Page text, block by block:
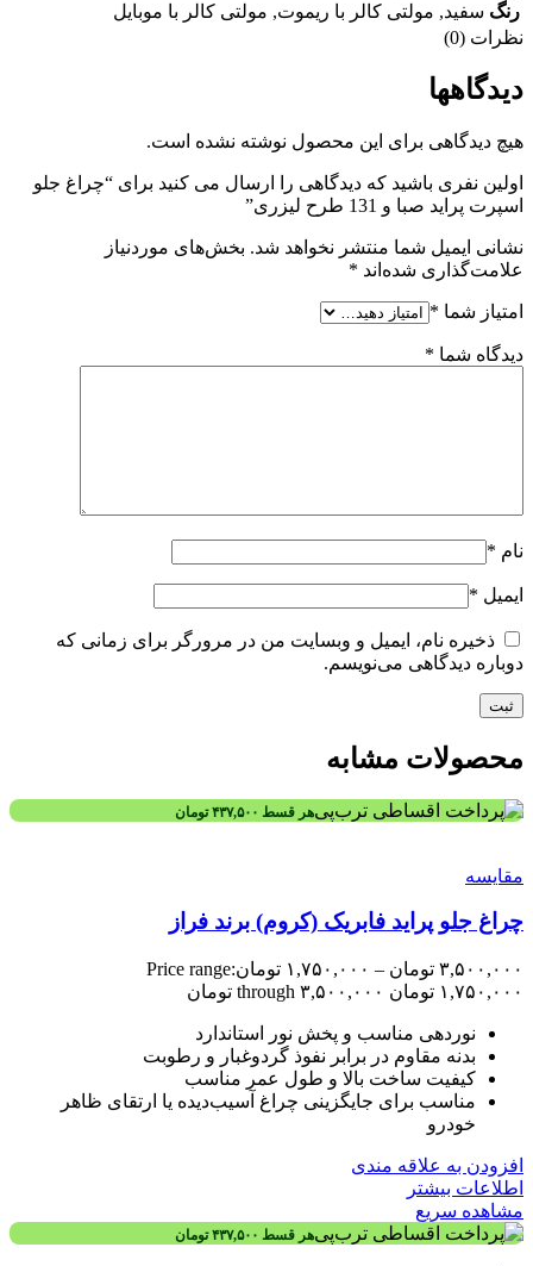
رنگ سفید, مولتی کالر با ریموت, مولتی کالر با موبایل
نظرات (0)
دیدگاهها
هیچ دیدگاهی برای این محصول نوشته نشده است.
اولین نفری باشید که دیدگاهی را ارسال می کنید برای “چراغ جلو
اسپرت پراید صبا و 131 طرح لیزری”
نشانی ایمیل شما منتشر نخواهد شد. بخش‌های موردنیاز
علامت‌گذاری شده‌اند *
امتیاز شما *
دیدگاه شما *
نام *
ایمیل *
ذخیره نام، ایمیل و وبسایت من در مرورگر برای زمانی که
دوباره دیدگاهی می‌نویسم.
محصولات مشابه
هر قسط ۴۳۷,۵۰۰ تومان
مقایسه
چراغ جلو پراید فابریک (کروم) برند فراز
۳,۵۰۰,۰۰۰ تومان – ۱,۷۵۰,۰۰۰ تومانPrice range:
۱,۷۵۰,۰۰۰ تومان through ۳,۵۰۰,۰۰۰ تومان
نوردهی مناسب و پخش نور استاندارد
بدنه مقاوم در برابر نفوذ گردوغبار و رطوبت
کیفیت ساخت بالا و طول عمر مناسب
مناسب برای جایگزینی چراغ آسیب‌دیده یا ارتقای ظاهر
خودرو
افزودن به علاقه مندی
اطلاعات بیشتر
مشاهده سریع
هر قسط ۴۳۷,۵۰۰ تومان